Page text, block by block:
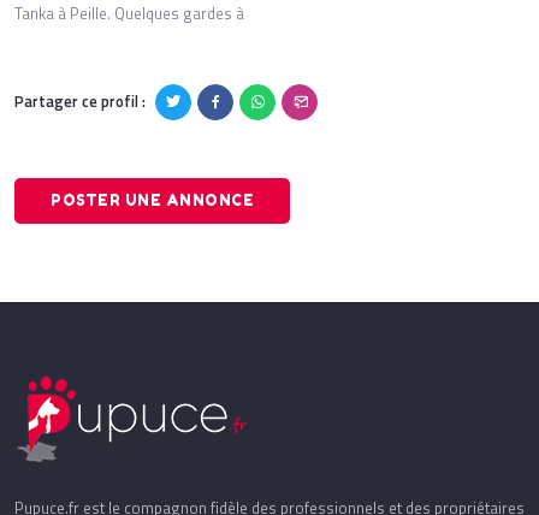
Tanka à Peille. Quelques gardes à
Partager ce profil :
POSTER UNE ANNONCE
Pupuce.fr est le compagnon fidèle des professionnels et des propriétaires